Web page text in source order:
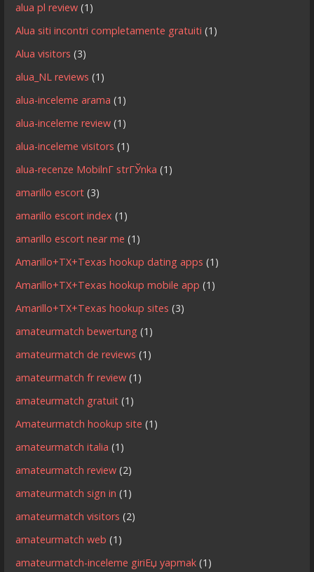
alua pl review (1)
Alua siti incontri completamente gratuiti (1)
Alua visitors (3)
alua_NL reviews (1)
alua-inceleme arama (1)
alua-inceleme review (1)
alua-inceleme visitors (1)
alua-recenze MobilnГ­ strГЎnka (1)
amarillo escort (3)
amarillo escort index (1)
amarillo escort near me (1)
Amarillo+TX+Texas hookup dating apps (1)
Amarillo+TX+Texas hookup mobile app (1)
Amarillo+TX+Texas hookup sites (3)
amateurmatch bewertung (1)
amateurmatch de reviews (1)
amateurmatch fr review (1)
amateurmatch gratuit (1)
Amateurmatch hookup site (1)
amateurmatch italia (1)
amateurmatch review (2)
amateurmatch sign in (1)
amateurmatch visitors (2)
amateurmatch web (1)
amateurmatch-inceleme giriЕџ yapmak (1)